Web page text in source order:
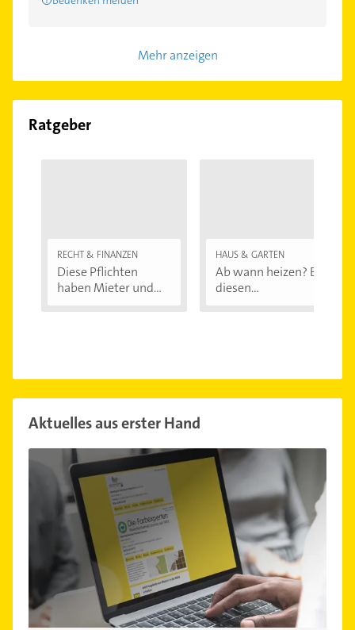
Mehr anzeigen
Ratgeber
RECHT & FINANZEN
Diese Pflichten
haben Mieter und...
HAUS & GARTEN
Ab wann heizen? Bei
diesen
Aktuelles aus erster Hand